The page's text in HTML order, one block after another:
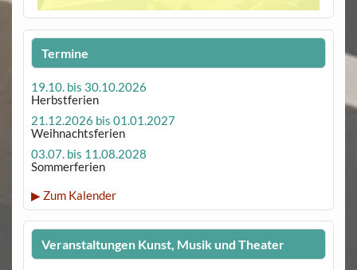
Termine
19.10. bis 30.10.2026
Herbstferien
21.12.2026 bis 01.01.2027
Weihnachtsferien
03.07. bis 11.08.2028
Sommerferien
▶ Zum Kalender
Veranstaltungen Kunst, Musik und Theater